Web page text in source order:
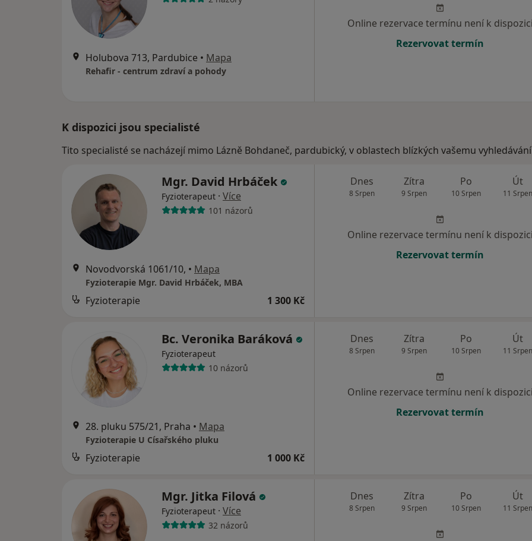
Holubova 713, Pardubice • Mapa
Rehafir - centrum zdraví a pohody
Online rezervace termínu není k dispozici
Rezervovat termín
K dispozici jsou specialisté
Tito specialisté se nacházejí mimo Lázně Bohdaneč, pardubický, v oblastech blízkých vašemu
Mgr. David Hrbáček
Fyzioterapeut · Více
101 názorů
Novodvorská 1061/10, • Mapa
Fyzioterapie Mgr. David Hrbáček, MBA
Fyzioterapie 1 300 Kč
Dnes
8 Srpen
Zítra
9 Srpen
Po
10 Srpen
Út
11 Srpen
Online rezervace termínu není k dispozici
Rezervovat termín
Bc. Veronika Baráková
Fyzioterapeut
10 názorů
28. pluku 575/21, Praha • Mapa
Fyzioterapie U Císařského pluku
Fyzioterapie 1 000 Kč
Dnes
8 Srpen
Zítra
9 Srpen
Po
10 Srpen
Út
11 Srpen
Online rezervace termínu není k dispozici
Rezervovat termín
Mgr. Jitka Filová
Fyzioterapeut · Více
32 názorů
Dnes
8 Srpen
Zítra
9 Srpen
Po
10 Srpen
Út
11 Srpen